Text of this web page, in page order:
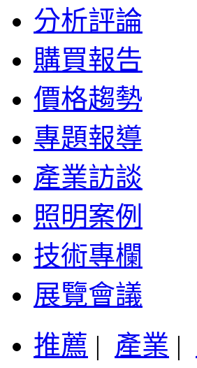
分析評論
購買報告
價格趨勢
專題報導
產業訪談
照明案例
技術專欄
展覽會議
推薦 | 產業 |